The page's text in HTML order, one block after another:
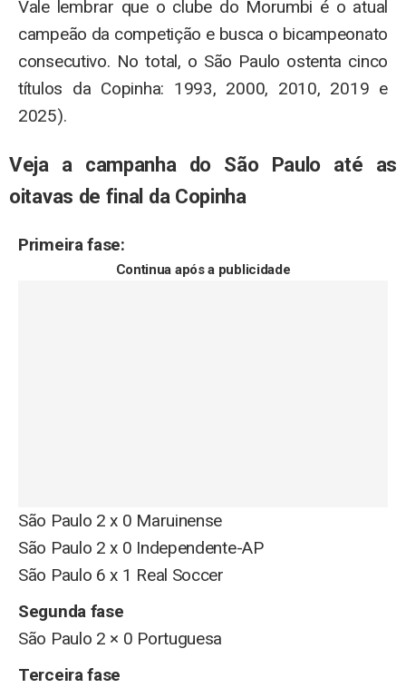
Vale lembrar que o clube do Morumbi é o atual
campeão da competição e busca o bicampeonato
consecutivo. No total, o São Paulo ostenta cinco
títulos da Copinha: 1993, 2000, 2010, 2019 e
2025).
Veja a campanha do São Paulo até as
oitavas de final da Copinha
Primeira fase:
Continua após a publicidade
São Paulo 2 x 0 Maruinense
São Paulo 2 x 0 Independente-AP
São Paulo 6 x 1 Real Soccer
Segunda fase
São Paulo 2 × 0 Portuguesa
Terceira fase